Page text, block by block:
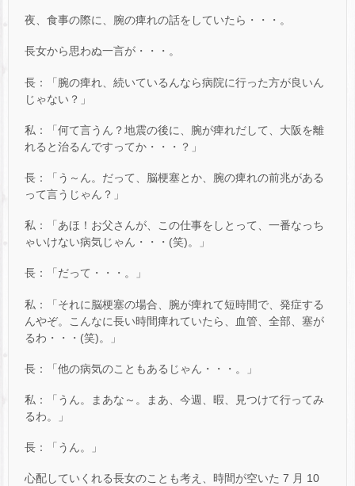
夜、食事の際に、腕の痺れの話をしていたら・・・。
長女から思わぬ一言が・・・。
長：「腕の痺れ、続いているんなら病院に行った方が良いん
じゃない？」
私：「何て言うん？地震の後に、腕が痺れだして、大阪を離
れると治るんですってか・・・？」
長：「う～ん。だって、脳梗塞とか、腕の痺れの前兆がある
って言うじゃん？」
私：「あほ！お父さんが、この仕事をしとって、一番なっち
ゃいけない病気じゃん・・・(笑)。」
長：「だって・・・。」
私：「それに脳梗塞の場合、腕が痺れて短時間で、発症する
んやぞ。こんなに長い時間痺れていたら、血管、全部、塞が
るわ・・・(笑)。」
長：「他の病気のこともあるじゃん・・・。」
私：「うん。まあな～。まあ、今週、暇、見つけて行ってみ
るわ。」
長：「うん。」
心配していくれる長女のことも考え、時間が空いた 7 月 10